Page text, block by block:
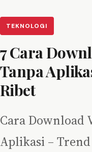
TEKNOLOGI
7 Cara
Tanpa
Ribet
Cara Download
Aplikasi –